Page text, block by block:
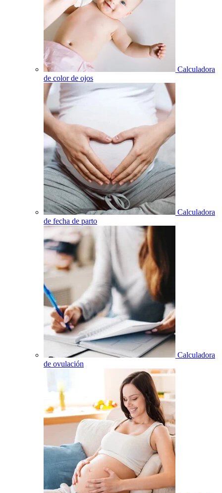
Calculadora
de color de ojos
Calculadora
de fecha de parto
Calculadora
de ovulación